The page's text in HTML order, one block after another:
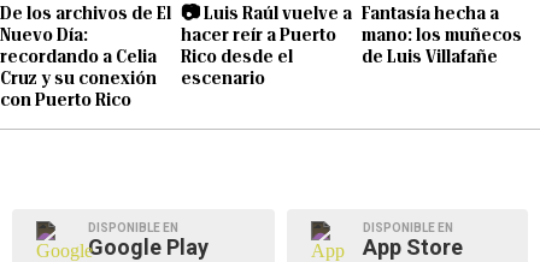
De los archivos de El
Nuevo Día:
recordando a Celia
Cruz y su conexión
con Puerto Rico
📷 Luis Raúl vuelve a
hacer reír a Puerto
Rico desde el
escenario
Fantasía hecha a
mano: los muñecos
de Luis Villafañe
DISPONIBLE EN
Google Play
DISPONIBLE EN
App Store